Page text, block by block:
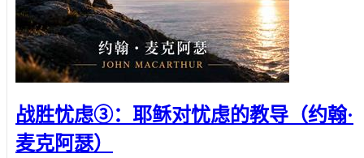
战胜忧虑③：耶稣对忧虑的教导（约翰·
麦克阿瑟）